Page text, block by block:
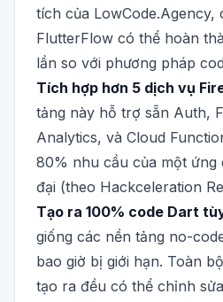
tích của LowCode.Agency,
FlutterFlow có thể hoàn
lần so với phương pháp
Tích hợp hơn 5 dịch vụ
tảng này hỗ trợ sẵn Auth,
Analytics, và Cloud
80% nhu cầu của một ứng
đại (theo Hackceleration
Tạo ra 100% code Dart
giống các nền tảng no-
bao giờ bị giới hạn. Toàn
tạo ra đều có thể chỉnh